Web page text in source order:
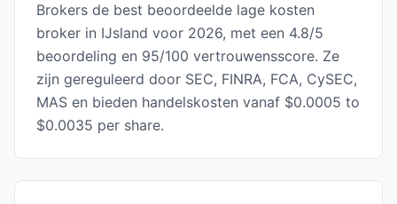
Brokers de best beoordeelde lage kosten
broker in IJsland voor 2026, met een 4.8/5
beoordeling en 95/100 vertrouwensscore. Ze
zijn gereguleerd door SEC, FINRA, FCA, CySEC,
MAS en bieden handelskosten vanaf $0.0005 to
$0.0035 per share.